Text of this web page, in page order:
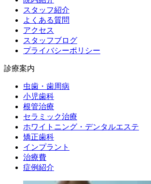
スタッフ紹介
よくある質問
アクセス
スタッフブログ
プライバシーポリシー
診療案内
虫歯・歯周病
小児歯科
根管治療
セラミック治療
ホワイトニング・デンタルエステ
矯正歯科
インプラント
治療費
症例紹介